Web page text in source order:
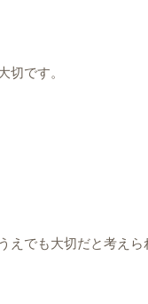
切です。
でも大切だと考えら